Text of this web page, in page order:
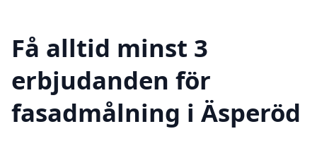
Få alltid minst 3
erbjudanden för
fasadmålning i Äsperöd